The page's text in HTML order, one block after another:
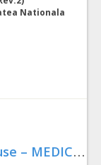
Nationala
A
cord-cadru furnizare de produse – MEDICAMENTE necesare tratamentului pacientilor cu afectiuni oncologice (2019-2021)